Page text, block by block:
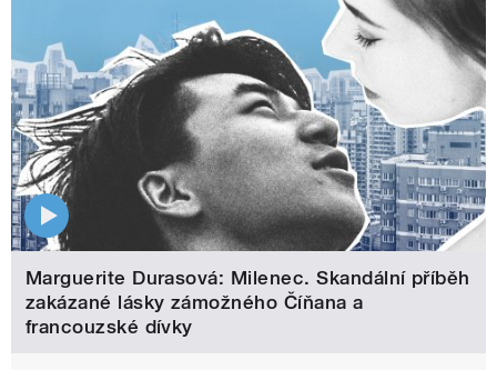
Marguerite Durasová: Milenec. Skandální příběh
zakázané lásky zámožného Číňana a
francouzské dívky